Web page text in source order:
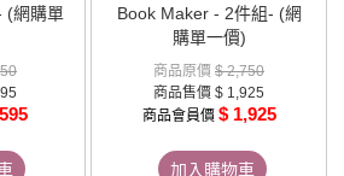
(網購單
Book Maker - 2件組- (網
購單一價)
商品原價 $ 2,750
商品售價 $ 1,925
商品會員價 $ 1,925
加入購物車